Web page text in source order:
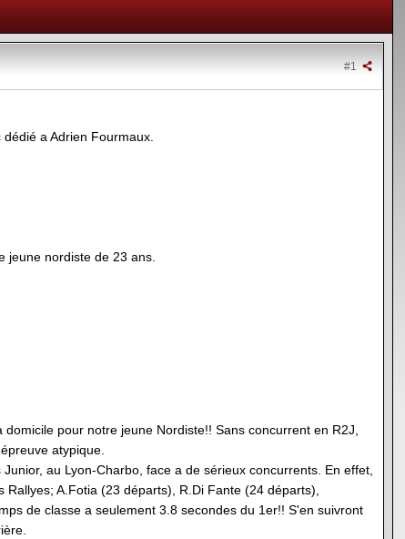
#1
a Adrien Fourmaux.
jeune nordiste de 23 ans.
pour notre jeune Nordiste!! Sans concurrent en R2J,
atypique.
au Lyon-Charbo, face a de sérieux concurrents. En effet,
A.Fotia (23 départs), R.Di Fante (24 départs),
de classe a seulement 3.8 secondes du 1er!! S'en suivront